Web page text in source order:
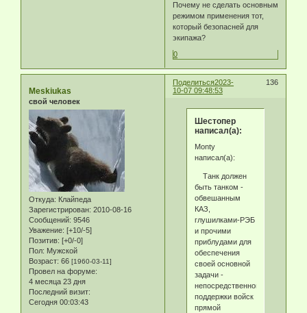
Почему не сделать основным
режимом применения тот,
который безопасней для
экипажа?
0
Поделиться 136
2023-
10-07 09:48:53
Meskiukas
свой человек
Откуда: Клайпеда
Зарегистрирован: 2010-08-16
Сообщений: 9546
Уважение: [+10/-5]
Позитив: [+0/-0]
Пол: Мужской
Возраст: 66 [1960-03-11]
Провел на форуме:
4 месяца 23 дня
Последний визит:
Сегодня 00:03:43
Шестопер
написал(а):
Monty
написал(а):
Танк должен
быть танком -
обвешанным
КАЗ,
глушилками-РЭБ
и прочими
приблудами для
обеспечения
своей основной
задачи -
непосредственной
поддержки войск
прямой